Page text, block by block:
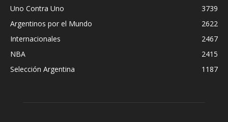
Uno Contra Uno
3739
Argentinos por el Mundo
2622
Internacionales
2467
NBA
2415
Selección Argentina
1187